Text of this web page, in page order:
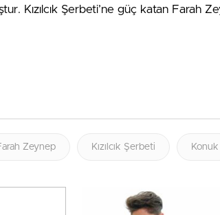
Kızılcık Şerbeti’ne güç katan Farah
Zeynep Kızılcık Şerbeti Konuk